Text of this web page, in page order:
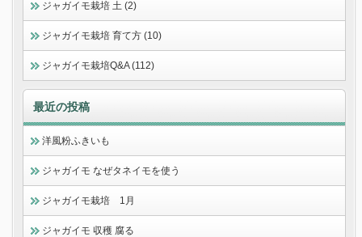
ジャガイモ栽培 土 (2)
ジャガイモ栽培 育て方 (10)
ジャガイモ栽培Q&A (112)
最近の投稿
洋風粉ふきいも
ジャガイモ なぜタネイモを使う
ジャガイモ栽培 1月
ジャガイモ 収穫 腐る